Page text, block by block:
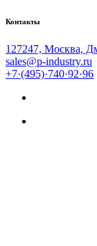
Контакты
127247, Москва,
sales@p-industry.ru
+7·(495)·740·92·96